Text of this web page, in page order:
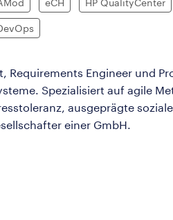
Requirements Engineer und
Spezialisiert auf agile
ausgeprägte
einer GmbH.